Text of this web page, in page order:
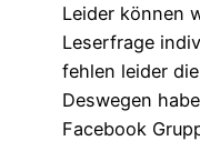
Leider können
Leserfrage
fehlen leider
Deswegen
Facebook